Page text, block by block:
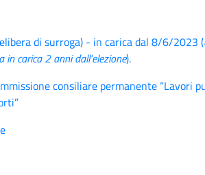
di surroga) - in carica dal 8/6/2023 (
in carica 2 anni dall'elezione).
consiliare permanente “Lavori